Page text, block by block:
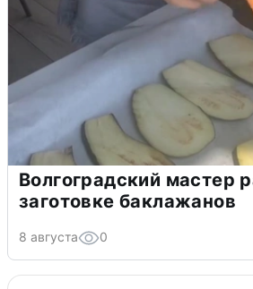
Волгоградский мастер
заготовке баклажанов
8 августа 0